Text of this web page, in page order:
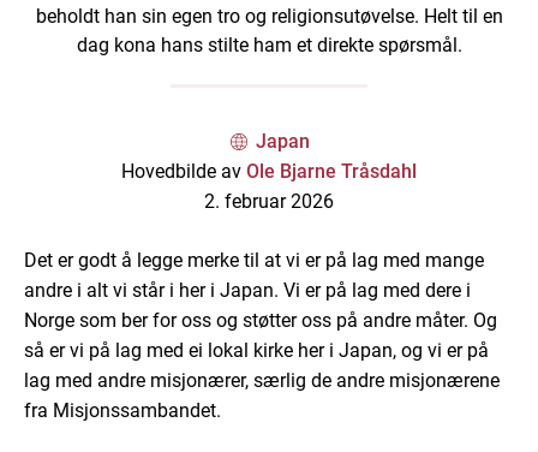
beholdt han sin egen tro og religionsutøvelse. Helt til en
dag kona hans stilte ham et direkte spørsmål.
Japan
Hovedbilde av Ole Bjarne Tråsdahl
2. februar 2026
Det er godt å legge merke til at vi er på lag med mange
andre i alt vi står i her i Japan. Vi er på lag med dere i
Norge som ber for oss og støtter oss på andre måter. Og
så er vi på lag med ei lokal kirke her i Japan, og vi er på
lag med andre misjonærer, særlig de andre misjonærene
fra Misjonssambandet.